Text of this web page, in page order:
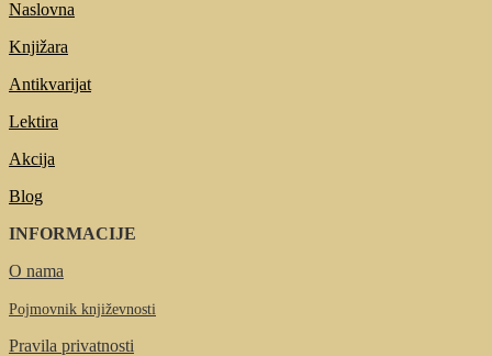
Naslovna
Knjižara
Antikvarijat
Lektira
Akcija
Blog
INFORMACIJE
O nama
Pojmovnik književnosti
Pravila privatnosti